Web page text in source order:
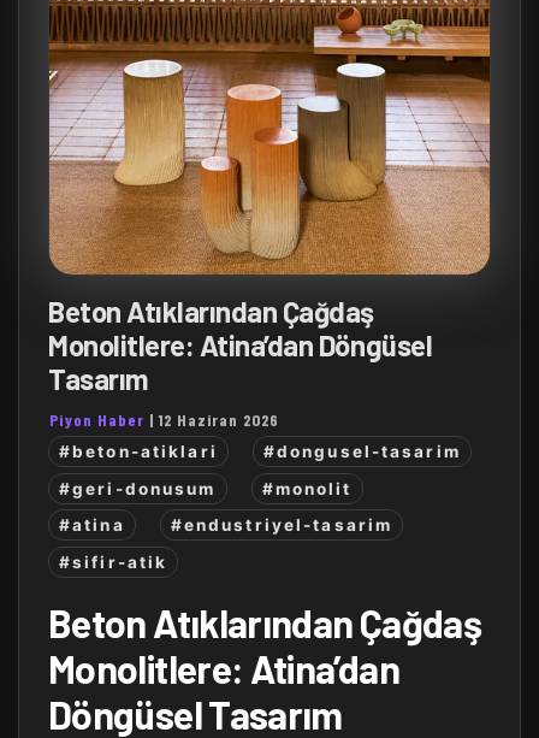
Beton Atıklarından Çağdaş
Monolitlere: Atina’dan Döngüsel
Tasarım
Piyon Haber |12 Haziran 2026
#beton-atiklari
#dongusel-tasarim
#geri-donusum
#monolit
#atina
#endustriyel-tasarim
#sifir-atik
Beton Atıklarından Çağdaş
Monolitlere: Atina’dan
Döngüsel Tasarım